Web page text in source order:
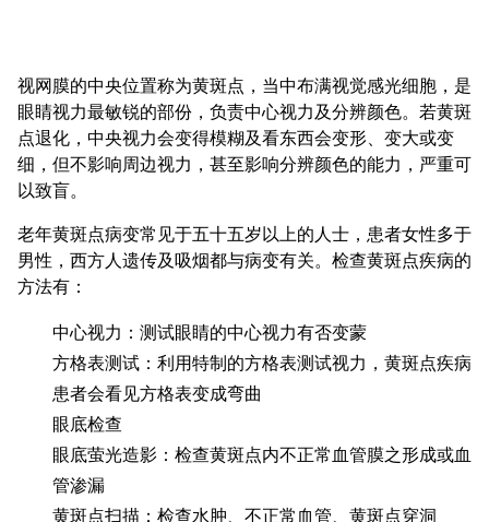
视网膜的中央位置称为黄斑点，当中布满视觉感光细胞，是
眼睛视力最敏锐的部份，负责中心视力及分辨颜色。若黄斑
点退化，中央视力会变得模糊及看东西会变形、变大或变
细，但不影响周边视力，甚至影响分辨颜色的能力，严重可
以致盲。
老年黄斑点病变常见于五十五岁以上的人士，患者女性多于
男性，西方人遗传及吸烟都与病变有关。检查黄斑点疾病的
方法有：
中心视力：测试眼睛的中心视力有否变蒙
方格表测试：利用特制的方格表测试视力，黄斑点疾病
患者会看见方格表变成弯曲
眼底检查
眼底萤光造影：检查黄斑点内不正常血管膜之形成或血
管渗漏
黄斑点扫描：检查水肿、不正常血管、黄斑点穿洞